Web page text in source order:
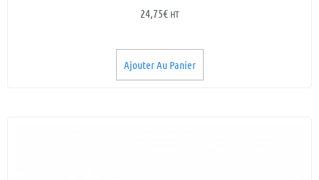
24,75€ HT
Ajouter Au Panier